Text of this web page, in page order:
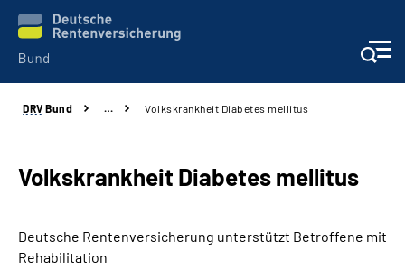
Beratung & Kontakt
Reha-Zentren
DRV Bund … Volkskrankheit Diabetes mellitus
Volkskrankheit Diabetes mellitus
Deutsche Rentenversicherung unterstützt Betroffene mit
Rehabilitation